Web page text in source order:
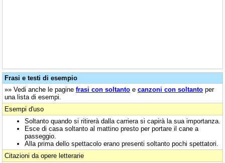
Frasi e testi di esempio
»» Vedi anche le pagine frasi con soltanto e canzoni con soltanto per
una lista di esempi.
Esempi d'uso
Soltanto quando si ritirerà dalla carriera si capirà la sua importanza.
Esce di casa soltanto al mattino presto per portare il cane a
passeggio.
Alla prima dello spettacolo erano presenti soltanto pochi spettatori.
Citazioni da opere letterarie